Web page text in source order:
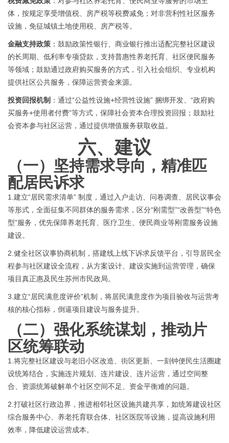
体，按规定享受增值税、房产税等税费减免；对非营利性社区服务
设施，免征城镇土地使用税、房产税等。
金融支持政策 ：鼓励政策性银行、商业银行推出适配完整社区建设
的长周期、低利率专项贷款，支持普惠性养老托育、社区便民服务
等领域；鼓励通过政府购买服务的方式，引入社会组织、专业机构
提供社区公共服务，保障运营资金来源。
投资回报机制 ：通过“公益性设施+经营性设施” 捆绑开发、“政府购
买服务+使用者付费”等方式，保障社会资本合理投资回报；鼓励社
会资本参与社区运营，通过提供增值服务获取收益。
六、 建议
（一） 坚持需求导向，精准匹
配居民诉求
1. 建立“居民需求清单” 制度，通过入户走访、问卷调查、居民议事会
等形式，全面征集不同群体的服务需求，区分“刚需型”“改善型”“特色
型”服务，优先保障养老托育、医疗卫生、便民商业等刚需服务设施
建设。
2.健全社区议事协商机制，搭建线上线下诉求反馈平台，引导居民全
程参与社区建设全流程，从方案设计、建设实施到运营管理，确保
项目真正惠及民生苏州市民政局。
3. 建立“居民满意度评价”机制，将居民满意度作为项目验收与运营考
核的核心指标，倒逼项目建设与服务提升。
（二） 强化系统谋划，推动片
区统筹联动
1.将完整社区建设与老旧小区改造、街区更新、一刻钟便民生活圈建
设统筹结合，实施连片规划、连片建设、连片运营，通过空间整
合、资源统筹破解单个社区空间不足、资金平衡难的问题。
2.打破社区行政边界，推进相邻社区设施共建共享，如统筹建设社区
综合服务中心、养老托育联合体、社区医院等设施，提高设施利用
效率，降低建设运营成本。